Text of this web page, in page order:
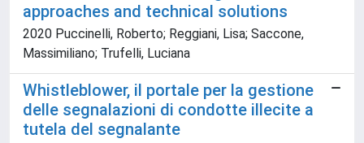
approaches and technical solutions
2020 Puccinelli, Roberto; Reggiani, Lisa; Saccone,
Massimiliano; Trufelli, Luciana
Whistleblower, il portale per la gestione
delle segnalazioni di condotte illecite a
tutela del segnalante